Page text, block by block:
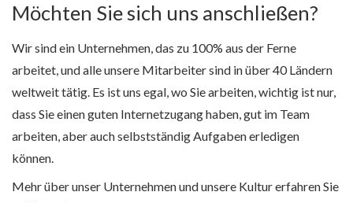
Möchten Sie sich uns anschließen?
Wir sind ein Unternehmen, das zu 100% aus der Ferne
arbeitet, und alle unsere Mitarbeiter sind in über 40 Ländern
weltweit tätig. Es ist uns egal, wo Sie arbeiten, wichtig ist nur,
dass Sie einen guten Internetzugang haben, gut im Team
arbeiten, aber auch selbstständig Aufgaben erledigen
können.
Mehr über unser Unternehmen und unsere Kultur erfahren Sie